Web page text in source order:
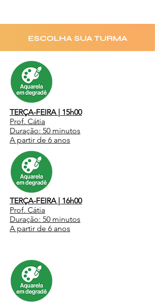
ESCOLHA SUA TURMA
TERÇA-FEIRA | 15h00
Prof. Cátia
Duração: 50 minutos
A partir de 6 anos
TERÇA-FEIRA | 16h00
Prof. Cátia
Duração: 50 minutos
A partir de 6 anos